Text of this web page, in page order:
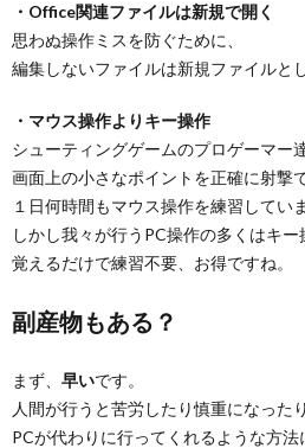
・Office関連ファイルは新規で開く
思わぬ操作ミスを防ぐために、
編集しないファイルは新規ファイルと
・マウス操作よりキー操作
シューティングゲームのプロゲーマー達
画面上の小さなポイントを正確に射撃
１日何時間もマウス操作を練習していま
しかし我々が行うPC操作の多くはキー
覚えるだけで練習不要、お得ですね。
副産物もある？
まず、 早いです。
人間が行うと苦労したり慎重になった
PCが代わりに行ってくれるような方法